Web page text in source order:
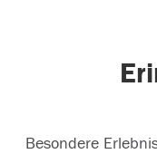
Besondere